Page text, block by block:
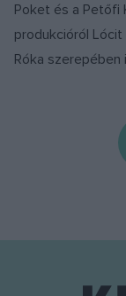
Poket és a Petőfi
produkcióról
Róka szerepében